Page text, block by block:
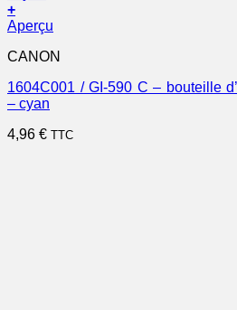
+
Aperçu
CANON
1604C001 / GI-590 C – bouteille
– cyan
4,96 € TTC